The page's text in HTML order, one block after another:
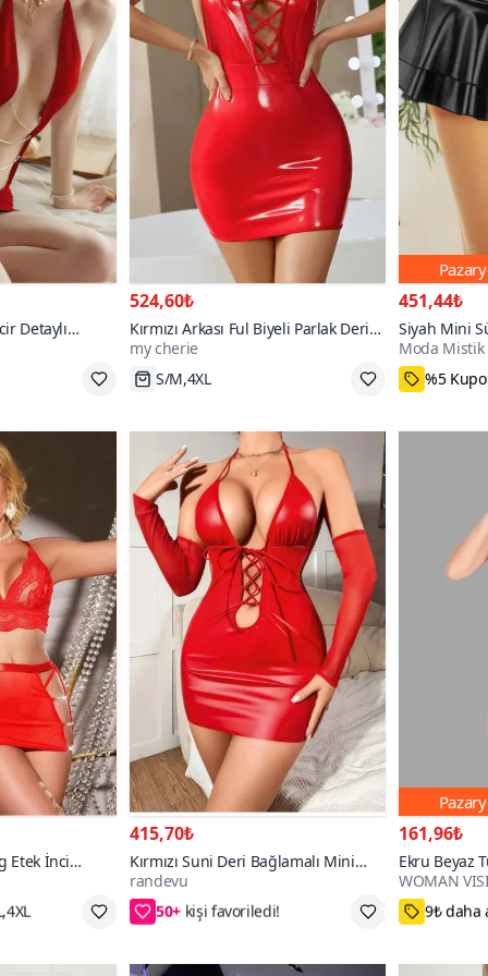
Detaylı
524,60₺
Kırmızı Arkası Ful Biyeli Parlak Deri
Görünümlü Elbise
my cherie
700+
Hızlı Kargo
451,44₺
Siyah Mini
Fırfırlı Suni
Etek
Moda Mistik
1000+
24₺
Etek İnci
415,70₺
Kırmızı Suni Deri Bağlamalı Mini
Elbise Kolluk Seti
randevu
50+
S,M,L,XL,2XL
161,96₺
Ekru Beyaz
Desenli
Yırtmaçlı
WOMAN
XS-S